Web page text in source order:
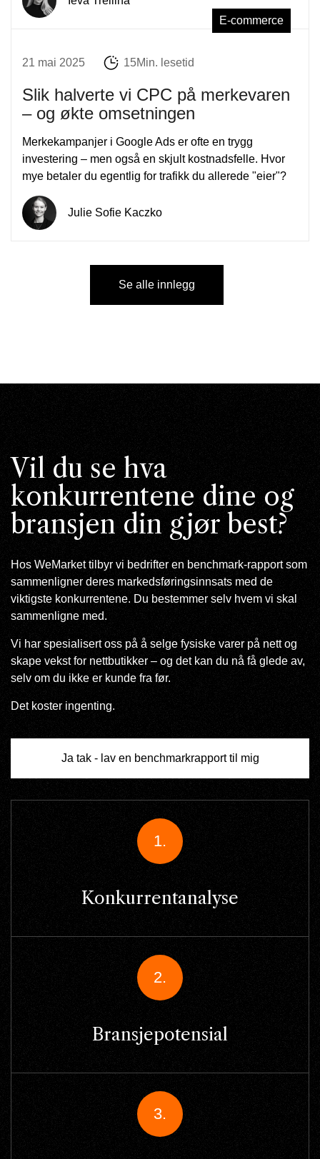
E-commerce
21 mai 2025 15Min. lesetid
Slik halverte vi CPC på merkevaren
– og økte omsetningen
Merkekampanjer i Google Ads er ofte en trygg
investering – men også en skjult kostnadsfelle. Hvor
mye betaler du egentlig for trafikk du allerede "eier"?
Julie Sofie Kaczko
Se alle innlegg
Vil du se hva
konkurrentene dine og
bransjen din gjør best?
Hos WeMarket tilbyr vi bedrifter en benchmark-rapport som
sammenligner deres markedsføringsinnsats med de
viktigste konkurrentene. Du bestemmer selv hvem vi skal
sammenligne med.
Vi har spesialisert oss på å selge fysiske varer på nett og
skape vekst for nettbutikker – og det kan du nå få glede av,
selv om du ikke er kunde fra før.
Det koster ingenting.
Ja tak - lav en benchmarkrapport til mig
1.
Konkurrentanalyse
2.
Bransjepotensial
3.